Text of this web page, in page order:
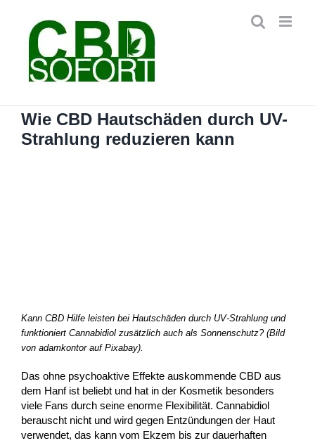
springen
Wie CBD Hautschäden durch UV-
Strahlung reduzieren kann
Kann CBD Hilfe leisten bei Hautschäden durch UV-Strahlung und
funktioniert Cannabidiol zusätzlich auch als Sonnenschutz? (Bild
von adamkontor auf Pixabay).
Das ohne psychoaktive Effekte auskommende CBD aus
dem Hanf ist beliebt und hat in der Kosmetik besonders
viele Fans durch seine enorme Flexibilität. Cannabidiol
berauscht nicht und wird gegen Entzündungen der Haut
verwendet, das kann vom Ekzem bis zur dauerhaften